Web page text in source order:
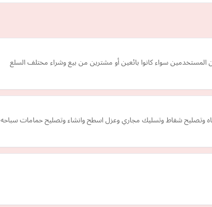
المستخدمين سواء كانوا بائعين أو مشترين من بيع وشراء مختلف السلع
شفاط وتسليك مجاري وعزل اسطح وانشاء وتصليح حمامات سباحه